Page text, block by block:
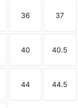
Taglia
36
Taglia
37
Taglia
40
Taglia
40.5
Taglia
44
Taglia
44.5